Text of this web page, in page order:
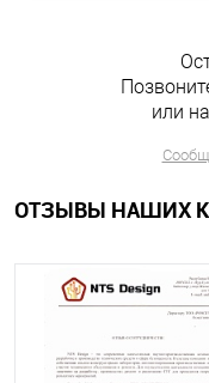
или
ОТЗЫВЫ НАШИХ